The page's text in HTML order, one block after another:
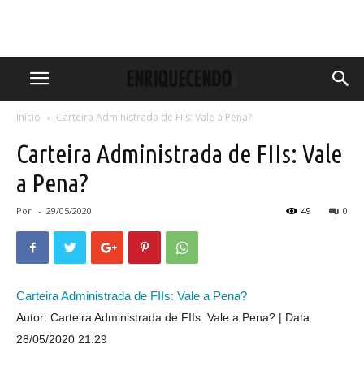
Início Carteira Administrada de FIIs: Vale a Pena?
Carteira Administrada de FIIs: Vale
a Pena?
Por - 29/05/2020 0
49
Carteira Administrada de FIIs: Vale a Pena?
Autor: Carteira Administrada de FIIs: Vale a Pena?
Data
28/05/2020 21:29